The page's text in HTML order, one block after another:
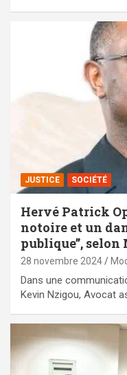
JUSTICE SOCIÉTÉ
Hervé Patrick
notoire et un
publique’’,
28 novembre 2024
Dans une
Kevin Nzigou, Avocat